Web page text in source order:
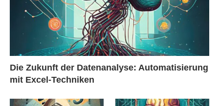
Die Zukunft der Datenanalyse: Automatisierung
mit Excel-Techniken